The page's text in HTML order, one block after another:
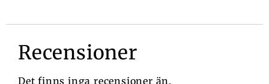
Recensioner
Det finns inga recensioner än.